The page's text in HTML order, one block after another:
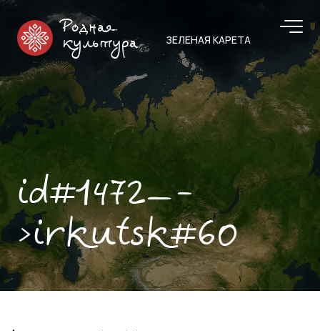
Родная
культура
ЗЕЛЕНАЯ КАРЕТА
id#1472—-
>irkutsk#60